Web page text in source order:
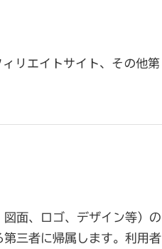
リエイトサイト、その他第
面、ロゴ、デザイン等）の
三者に帰属します。利用者